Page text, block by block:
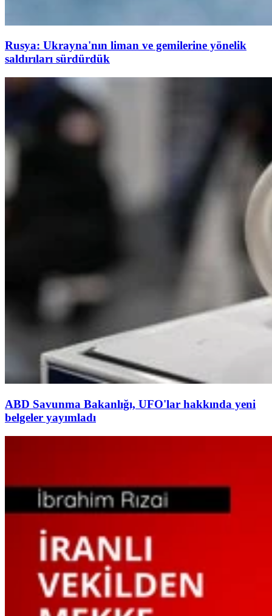
Rusya: Ukrayna'nın liman ve gemilerine yönelik
saldırıları sürdürdük
ABD Savunma Bakanlığı, UFO'lar hakkında yeni
belgeler yayımladı